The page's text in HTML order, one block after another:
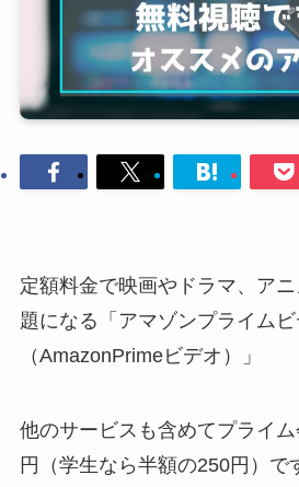
定額料金で映画やドラマ、ア
題になる「アマゾンプライムビ
（AmazonPrimeビデオ）」
他のサービスも含めてプライ
円（学生なら半額の250円）で